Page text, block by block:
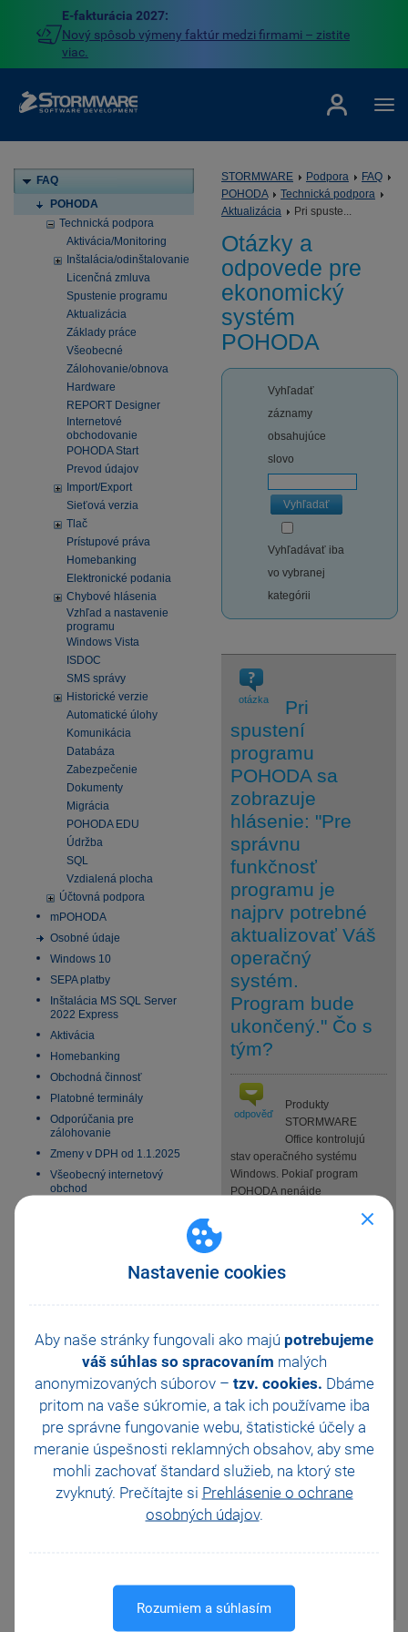
Nastavenie cookies
Aby naše stránky fungovali ako majú potrebujeme
váš súhlas so spracovaním malých
anonymizovaných súborov – tzv. cookies. Dbáme
pritom na vaše súkromie, a tak ich používame iba
pre správne fungovanie webu, štatistické účely a
meranie úspešnosti reklamných obsahov, aby sme
mohli zachovať štandard služieb, na ktorý ste
zvyknutý. Prečítajte si Prehlásenie o ochrane
osobných údajov.
Rozumiem a súhlasím
E-fakturácia 2027:
Nový spôsob výmeny faktúr medzi firmami – zistite
viac.
FAQ
POHODA
Technická podpora
Aktivácia/Monitoring
Inštalácia/odinštalovanie
Licenčná zmluva
Spustenie programu
Aktualizácia
Základy práce
Všeobecné
Zálohovanie/obnova
Hardware
REPORT Designer
Internetové
obchodovanie
POHODA Start
Prevod údajov
Import/Export
Sieťová verzia
Tlač
Prístupové práva
Homebanking
Elektronické podania
Chybové hlásenia
Vzhľad a nastavenie
programu
Windows Vista
ISDOC
SMS správy
Historické verzie
Automatické úlohy
Komunikácia
Databáza
Zabezpečenie
Dokumenty
Migrácia
POHODA EDU
Údržba
SQL
Vzdialená plocha
Účtovná podpora
mPOHODA
Osobné údaje
Windows 10
SEPA platby
Inštalácia MS SQL Server
2022 Express
Aktivácia
Homebanking
Obchodná činnosť
Platobné terminály
Odporúčania pre
zálohovanie
Zmeny v DPH od 1.1.2025
Všeobecný internetový
obchod
STORMWARE Podpora
FAQ
POHODA
Technická podpora
Aktualizácia
Pri spuste...
Otázky a
odpovede pre
ekonomický
systém
POHODA
Vyhľadať
záznamy
obsahujúce
slovo
Vyhľadať
Vyhľadávať iba
vo vybranej
kategórii
otázka
Pri
spustení
programu
POHODA sa
zobrazuje
hlásenie: "Pre
správnu
funkčnosť
programu je
najprv potrebné
aktualizovať Váš
operačný
systém.
Program bude
ukončený." Čo s
tým?
odpověď
Produkty
STORMWARE
Office kontrolujú
stav operačného systému
Windows. Pokiaľ program
POHODA nenájde
programu je najprv potrebné
situácia, že operačný systém
bude zobrazovať, že
je kompletne aktualizovaný a
napriek
tomu program POHODA po
spustení zobrazí rovnaké
hlásenie a ukončí sa. V tomto
prípade bude potrebné
aktualizáciu vykonať ručne.
Ďalšie potrebné aktualizácie si
môžete stiahnuť
chod programu.